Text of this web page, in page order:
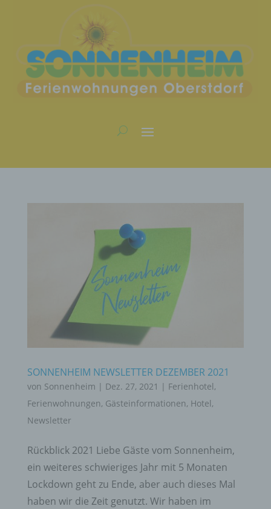
SONNENHEIM NEWSLETTER DEZEMBER 2021
von Sonnenheim | Dez. 27, 2021 | Ferienhotel,
Ferienwohnungen, Gästeinformationen, Hotel,
Newsletter
Rückblick 2021 Liebe Gäste vom Sonnenheim,
ein weiteres schwieriges Jahr mit 5 Monaten
Lockdown geht zu Ende, aber auch dieses Mal
haben wir die Zeit genutzt. Wir haben im